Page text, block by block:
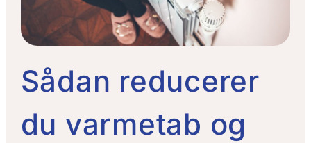
Sådan reducerer
du varmetab og